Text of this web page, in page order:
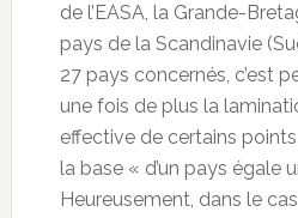
de l’EASA, la Grande-
pays de la Scandinavie
27 pays concernés, c’est
une fois de plus la
effective de certains
la base « d’un pays égale
Heureusement, dans le